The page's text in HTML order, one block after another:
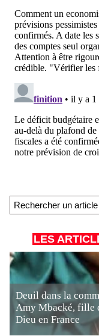
LES
Deuil dans la
Amy Mbacké, fille
Dieu en France